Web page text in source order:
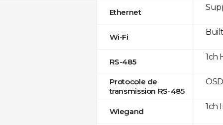
Ethernet
Wi-Fi
RS-485
Protocole de
transmission RS-485
Wiegand
1ch
1ch